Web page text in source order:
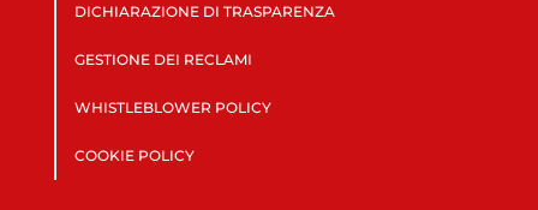
DICHIARAZIONE DI TRASPARENZA
GESTIONE DEI RECLAMI
WHISTLEBLOWER POLICY
COOKIE POLICY